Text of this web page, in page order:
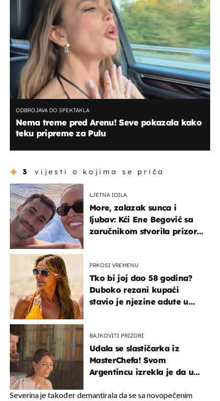
ODBROJAVA DO SPEKTAKLA
Nema treme pred Arenu! Seve pokazala kako
teku pripreme za Pulu
3 vijesti o kojima se priča
LJETNA IDILA
More, zalazak sunca i
ljubav: Kći Ene Begović sa
zaručnikom stvorila prizor
PRKOSI VREMENU
Tko bi joj dao 58 godina?
Duboko rezani kupaći
stavio je njezine adute u
BAJKOVITI PRIZORI
Udala se slastičarka iz
MasterChefa! Svom
Argentincu izrekla je da u
Severina je također demantirala da se sa novopečenim